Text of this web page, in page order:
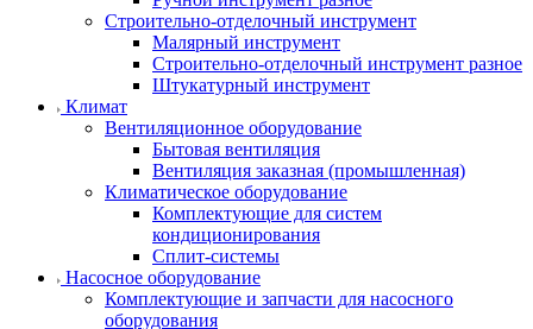
Строительно-отделочный инструмент
Малярный инструмент
Строительно-отделочный инструмент разное
Штукатурный инструмент
Климат
Вентиляционное оборудование
Бытовая вентиляция
Вентиляция заказная (промышленная)
Климатическое оборудование
Комплектующие для систем
кондиционирования
Сплит-системы
Насосное оборудование
Комплектующие и запчасти для насосного
оборудования